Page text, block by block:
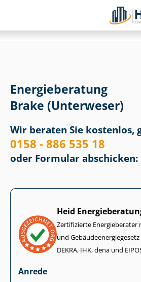
Energieberatung
Brake (Unterweser)
Wir beraten Sie kostenlos,
0158 - 886 535 18
oder Formular abschicken:
Heid
Zertifizierte Energieberater
und Ge­bäu­de­en­er­gie­ge­setz
DEKRA, IHK, dena und
Anrede